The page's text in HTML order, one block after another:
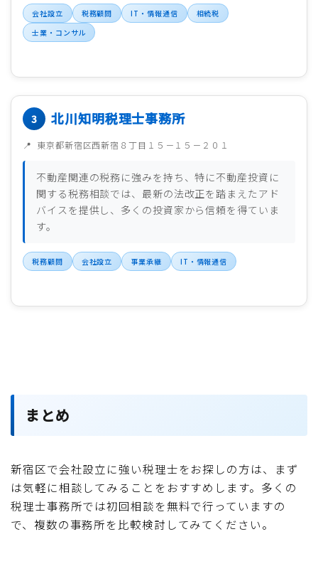
会社設立 税務顧問 IT・情報通信
相続税
士業・コンサル
北川知明税理士事務所
東京都新宿区西新宿８丁目１５－１５－２０１
不動産関連の税務に強みを持ち、特に不動産投資に
関する税務相談では、最新の法改正を踏まえたアド
バイスを提供し、多くの投資家から信頼を得ていま
す。
税務顧問 会社設立 事業承継 IT・情報通信
まとめ
新宿区で会社設立に強い税理士をお探しの方は、まず
は気軽に相談してみることをおすすめします。多くの
税理士事務所では初回相談を無料で行っていますの
で、複数の事務所を比較検討してみてください。